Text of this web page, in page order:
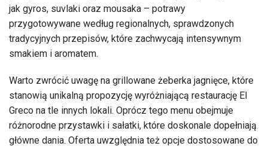
jak gyros, suvlaki oraz mousaka – potrawy
przygotowywane według regionalnych, sprawdzonych
tradycyjnych przepisów, które zachwycają intensywnym
smakiem i aromatem.
Warto zwrócić uwagę na grillowane żeberka jagnięce, które
stanowią unikalną propozycję wyróżniającą restaurację El
Greco na tle innych lokali. Oprócz tego menu obejmuje
różnorodne przystawki i sałatki, które doskonale dopełniają
główne dania. Oferta uwzględnia też opcje dostosowane do